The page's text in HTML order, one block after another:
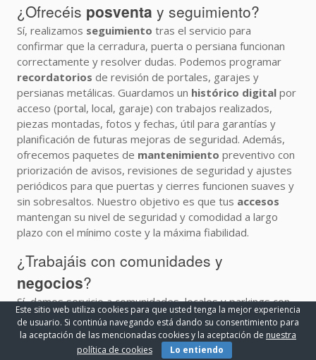
¿Ofrecéis posventa y seguimiento?
Sí, realizamos seguimiento tras el servicio para
confirmar que la cerradura, puerta o persiana funcionan
correctamente y resolver dudas. Podemos programar
recordatorios de revisión de portales, garajes y
persianas metálicas. Guardamos un histórico digital por
acceso (portal, local, garaje) con trabajos realizados,
piezas montadas, fotos y fechas, útil para garantías y
planificación de futuras mejoras de seguridad. Además,
ofrecemos paquetes de mantenimiento preventivo con
priorización de avisos, revisiones de seguridad y ajustes
periódicos para que puertas y cierres funcionen suaves y
sin sobresaltos. Nuestro objetivo es que tus accesos
mantengan su nivel de seguridad y comodidad a largo
plazo con el mínimo coste y la máxima fiabilidad.
¿Trabajáis con comunidades y
negocios?
Sí, damos servicio a comunidades, locales y parkings con
mantenimientopreventivo de cerraduras,
cierrapuertas, portales, persianas y puertas de garaje.
Incluye revisiones periódicas, ajustes y sustitución de
Este sitio web utiliza cookies para que usted tenga la mejor experiencia
de usuario. Si continúa navegando está dando su consentimiento para
la aceptación de las mencionadas cookies y la aceptación de nuestra
política de cookies
Lo entiendo
¡LLAMAR AHORA!